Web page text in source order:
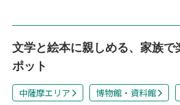
文学と絵本に親しめる、家族で
ポット
中薩摩エリア 博物館・資料館